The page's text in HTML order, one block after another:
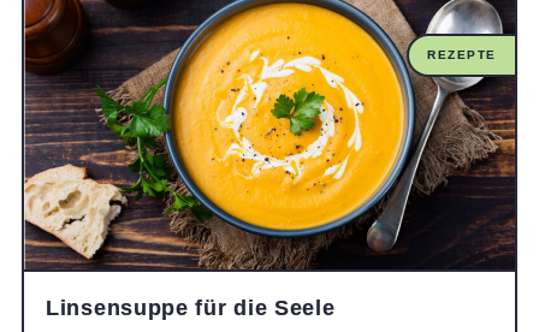
REZEPTE
Linsensuppe für die Seele